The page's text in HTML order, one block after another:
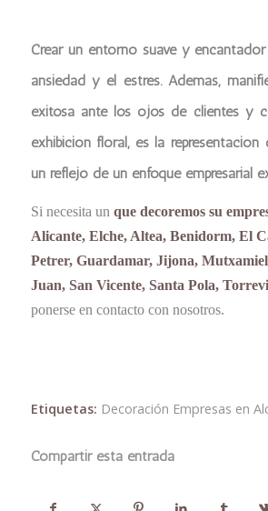
Crear un entorno suave y
ansiedad y el estrés. Además,
exitosa ante los ojos de clientes y
exhibición floral, es la
un reflejo de un enfoque empresarial
Si necesita un que decoremos su
Alicante, Elche, Altea, Benidorm, El
Petrer, Guardamar, Jijona,
Juan, San Vicente, Santa Pola,
ponerse en contacto con nosotros.
Etiquetas: Decoración Empresas en
Compartir esta entrada